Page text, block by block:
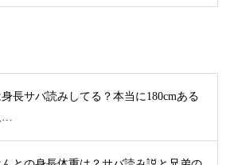
長サバ読みしてる？本当に180cmある